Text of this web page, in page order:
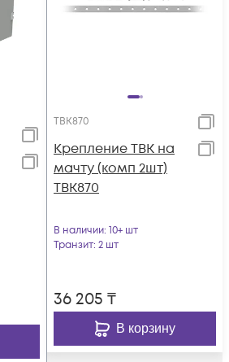
TBK870
Крепление TBK на
мачту (комп 2шт)
TBK870
В наличии: 10+ шт
Транзит: 2 шт
36 205 ₸
В корзину